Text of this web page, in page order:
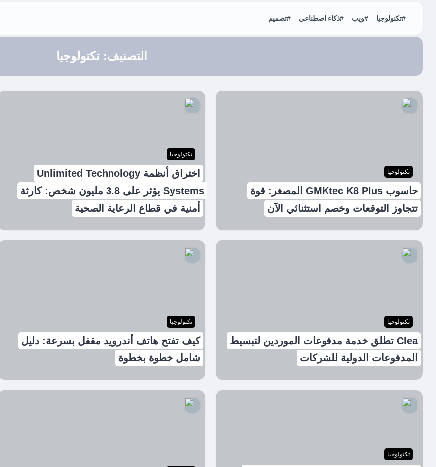
#تكنولوجيا #ويب #ذكاء اصطناعي #تصميم
التصنيف:تكتولوجيا
تكتولوجيا
حاسوب GMKtec K8 Plus المصغر: قوة
تتجاوز التوقعات وخصم استثنائي الآن
تكتولوجيا
اختراق أنظمة Unlimited Technology
Systems يؤثر على 3.8 مليون شخص: كارثة
أمنية في قطاع الرعاية الصحية
تكتولوجيا
Clea تطلق خدمة مدفوعات الموردين لتبسيط
المدفوعات الدولية للشركات
تكتولوجيا
كيف تفتح هاتف أندرويد مقفل بسرعة: دليل
شامل خطوة بخطوة
تكتولوجيا